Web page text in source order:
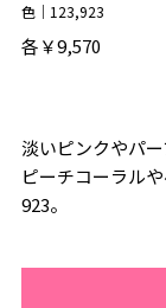
色｜123,923
各￥9,570
淡いピンクやパ
ピーチコーラル
923。